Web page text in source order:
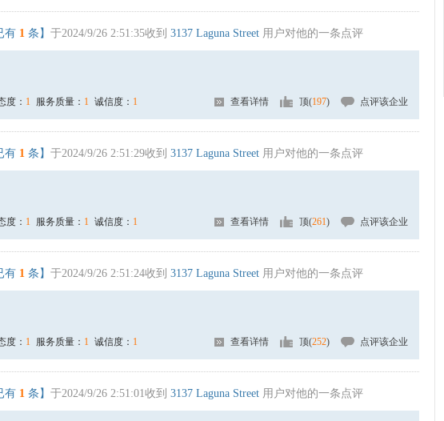
有 1 条】 于2024/9/26 2:51:35收到 3137 Laguna Street 用户对他的一条点评
度： 1 服务质量： 1 诚信度： 1 查看详情 顶(197) 点评该企业
有 1 条】 于2024/9/26 2:51:29收到 3137 Laguna Street 用户对他的一条点评
度： 1 服务质量： 1 诚信度： 1 查看详情 顶(261) 点评该企业
有 1 条】 于2024/9/26 2:51:24收到 3137 Laguna Street 用户对他的一条点评
度： 1 服务质量： 1 诚信度： 1 查看详情 顶(252) 点评该企业
有 1 条】 于2024/9/26 2:51:01收到 3137 Laguna Street 用户对他的一条点评